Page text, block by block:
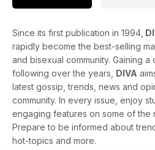
Since its first publication in 1994,
rapidly become the best-selling
and bisexual community. Gaining
following over the years, DIVA
latest gossip, trends, news and
community. In every issue, enjoy
engaging features on some of the
Prepare to be informed about
hot-topics and more.